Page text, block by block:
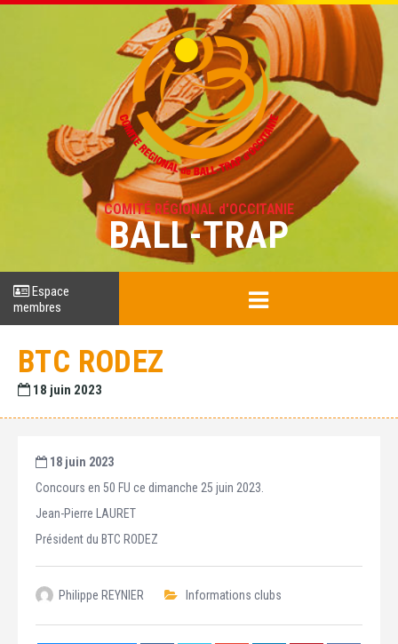
COMITÉ RÉGIONAL d'OCCITANIE
BALL-TRAP
Espace
membres
BTC RODEZ
18 juin 2023
18 juin 2023
Concours en 50 FU ce dimanche 25 juin 2023.
Jean-Pierre LAURET
Président du BTC RODEZ
Philippe REYNIER Informations clubs